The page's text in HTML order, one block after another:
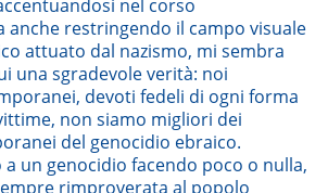
nel corso
anche restringendo il campo visuale
attuato dal nazismo, mi sembra
una sgradevole verità: noi
devoti fedeli di ogni forma
non siamo migliori dei
del genocidio ebraico.
un genocidio facendo poco o nulla,
rimproverata al popolo